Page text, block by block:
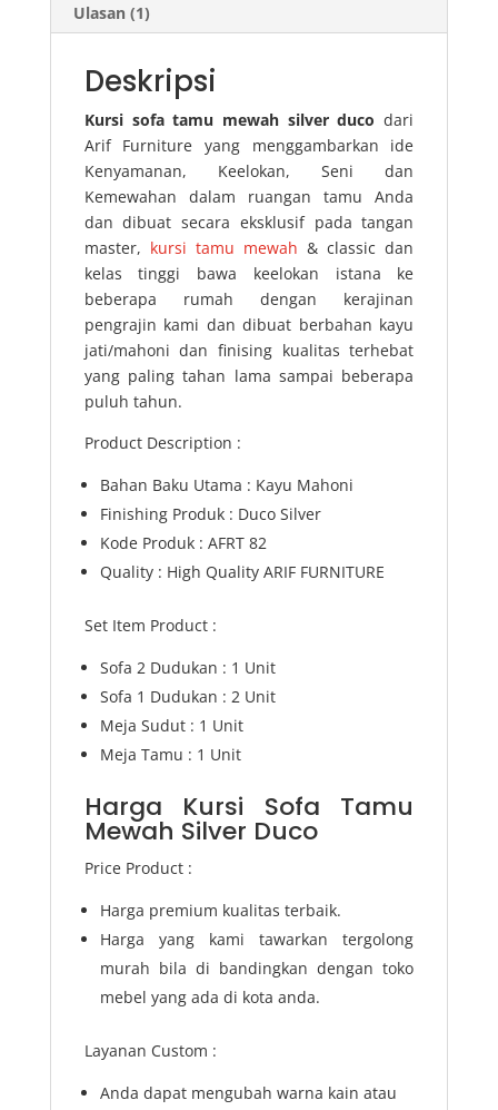
Ulasan (1)
Deskripsi
Kursi sofa tamu mewah silver duco dari
Arif Furniture yang menggambarkan ide
Kenyamanan, Keelokan, Seni dan
Kemewahan dalam ruangan tamu Anda
dan dibuat secara eksklusif pada tangan
master, kursi tamu mewah & classic dan
kelas tinggi bawa keelokan istana ke
beberapa rumah dengan kerajinan
pengrajin kami dan dibuat berbahan kayu
jati/mahoni dan finising kualitas terhebat
yang paling tahan lama sampai beberapa
puluh tahun.
Product Description :
Bahan Baku Utama : Kayu Mahoni
Finishing Produk : Duco Silver
Kode Produk : AFRT 82
Quality : High Quality ARIF FURNITURE
Set Item Product :
Sofa 2 Dudukan : 1 Unit
Sofa 1 Dudukan : 2 Unit
Meja Sudut : 1 Unit
Meja Tamu : 1 Unit
Harga Kursi Sofa Tamu
Mewah Silver Duco
Price Product :
Harga premium kualitas terbaik.
Harga yang kami tawarkan tergolong
murah bila di bandingkan dengan toko
mebel yang ada di kota anda.
Layanan Custom :
Anda dapat mengubah warna kain atau